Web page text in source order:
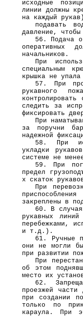
исходные
линии должны
на каждый
подавать
давление,
56. Подача
оперативных
начальников.
При
специальным
крышка не
57. При
рукавного
следить за
фиксировать
При
за поручни
надежной
58. При
укладки
системе не
59. При
предел
х скаток
При
закреплены в
60. В
рукавных
перебежками,
и т.д.).
61. Ручные
они не могли
при развитии
При
об этом
место их
62.
проезжей
при создании
только по
караула. При